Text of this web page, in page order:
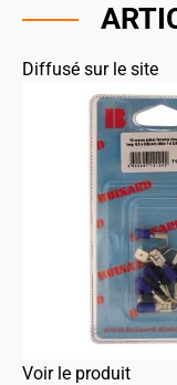
Diffusé sur le site
Voir le produit